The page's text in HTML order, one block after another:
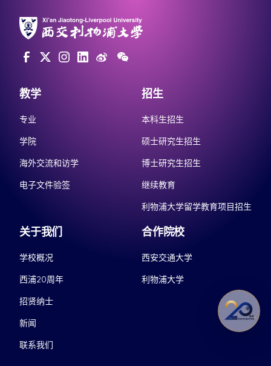
教学
专业
学院
海外交流和访学
电子文件验签
招生
本科生招生
硕士研究生招生
博士研究生招生
继续教育
利物浦大学留学教育项目招生
关于我们
学校概况
西浦20周年
招贤纳士
新闻
联系我们
合作院校
西安交通大学
利物浦大学